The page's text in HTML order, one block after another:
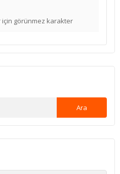
görünmez karakter